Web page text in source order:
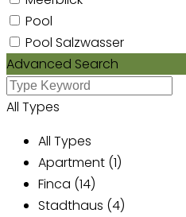
Pool
Pool Salzwasser
Advanced Search
All Types
All Types
Apartment (1)
Finca (14)
Stadthaus (4)